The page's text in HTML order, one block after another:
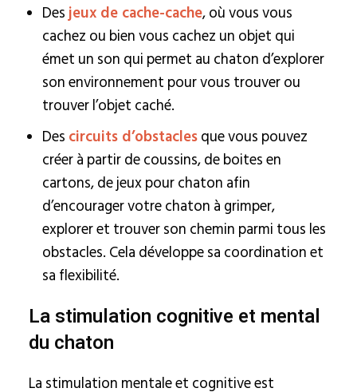
Desjeux de cache-cache, où vous vous
cachez ou bien vous cachez un objet qui
émet un son qui permet au chaton d’explorer
son environnement pour vous trouver ou
trouver l’objet caché.
Des circuits d’obstaclesque vous pouvez
créer à partir de coussins, de boites en
cartons, de jeux pour chaton afin
d’encourager votre chaton à grimper,
explorer et trouver son chemin parmi tous les
obstacles. Cela développe sa coordination et
sa flexibilité.
La stimulation cognitive et mental
du chaton
La stimulation mentale et cognitive est